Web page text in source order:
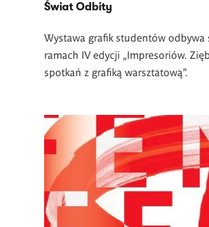
Świat Odbity
Wystawa grafik studentów odbywa
ramach IV edycji „Impresoriów.
spotkań z grafiką warsztatową”.